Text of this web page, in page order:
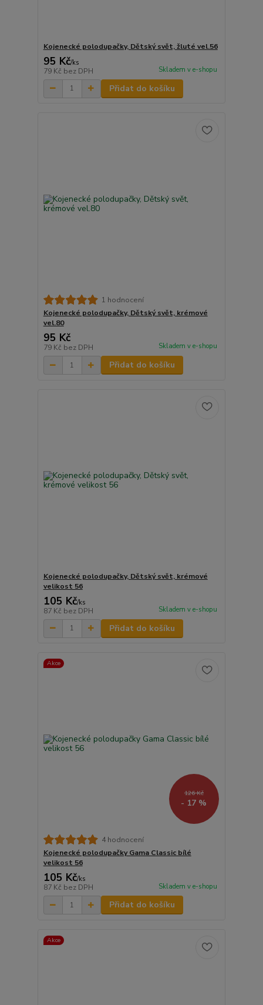
Kojenecké polodupačky, Dětský svět, žluté vel.56
95 Kč/ks
79 Kč bez DPH Skladem v e-shopu
Přidat do košíku
1 hodnocení
Kojenecké polodupačky, Dětský svět, krémové
vel.80
95 Kč
79 Kč bez DPH Skladem v e-shopu
Přidat do košíku
Kojenecké polodupačky, Dětský svět, krémové
velikost 56
105 Kč/ks
87 Kč bez DPH Skladem v e-shopu
Přidat do košíku
Akce
126 Kč
- 17 %
4 hodnocení
Kojenecké polodupačky Gama Classic bílé
velikost 56
105 Kč/ks
87 Kč bez DPH Skladem v e-shopu
Přidat do košíku
Akce